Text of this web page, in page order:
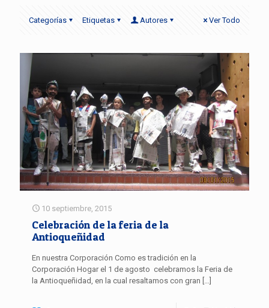
Categorías Etiquetas Autores Ver Todo
10 septiembre, 2015
Celebración de la feria de la
Antioqueñidad
En nuestra Corporación Como es tradición en la
Corporación Hogar el 1 de agosto celebramos la Feria de
la Antioqueñidad, en la cual resaltamos con gran […]